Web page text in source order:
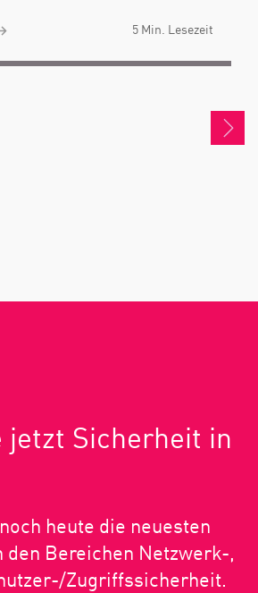
5 Min. Lesezeit
jetzt Sicherheit in
heute die neuesten
den Bereichen Netzwerk-,
Zugriffssicherheit.